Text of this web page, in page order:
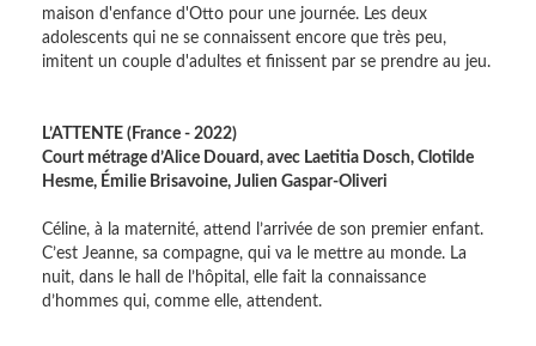
maison d'enfance d'Otto pour une journée. Les deux
adolescents qui ne se connaissent encore que très peu,
imitent un couple d'adultes et finissent par se prendre au jeu.
L’ATTENTE (France - 2022)
Court métrage d’Alice Douard, avec Laetitia Dosch, Clotilde
Hesme, Émilie Brisavoine, Julien Gaspar-Oliveri
Céline, à la maternité, attend l’arrivée de son premier enfant.
C’est Jeanne, sa compagne, qui va le mettre au monde. La
nuit, dans le hall de l’hôpital, elle fait la connaissance
d’hommes qui, comme elle, attendent.